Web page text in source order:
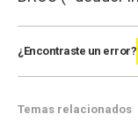
¿Encontraste un error?
Temas relacionados